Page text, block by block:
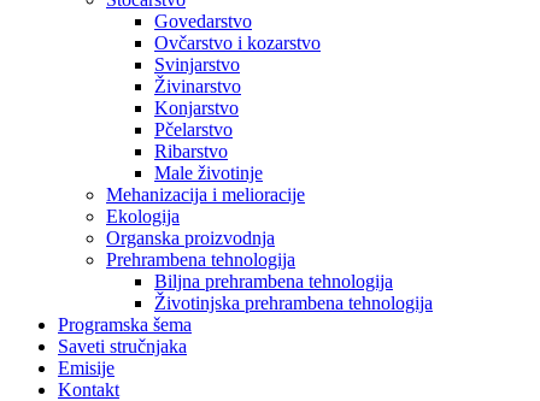
Govedarstvo
Ovčarstvo i kozarstvo
Svinjarstvo
Živinarstvo
Konjarstvo
Pčelarstvo
Ribarstvo
Male životinje
Mehanizacija i melioracije
Ekologija
Organska proizvodnja
Prehrambena tehnologija
Biljna prehrambena tehnologija
Životinjska prehrambena tehnologija
Programska šema
Saveti stručnjaka
Emisije
Kontakt